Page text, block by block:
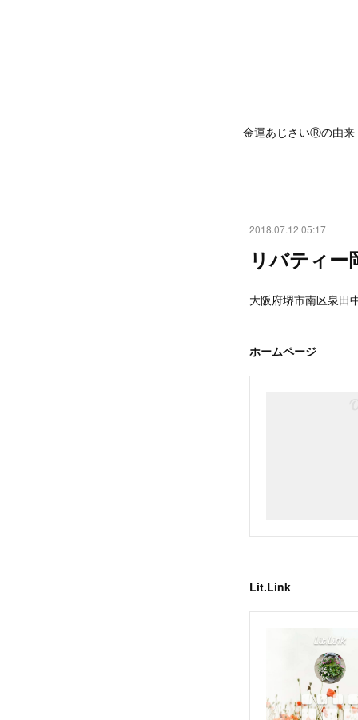
金運あじさいⓇの由来
2018.07.12 05:17
リバティー
大阪府堺市南区泉田
ホームページ
Lit.Link